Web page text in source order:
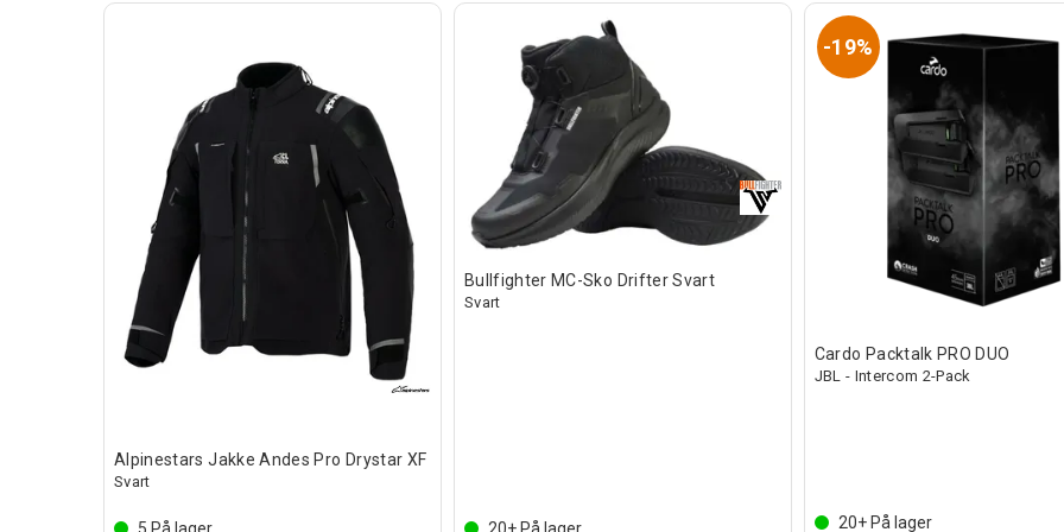
Alpinestars Jakke Andes Pro Drystar XF
Svart
Bullfighter MC-Sko Drifter Svart
Svart
19%
Cardo Packtalk PRO DUO
JBL - Intercom 2-Pack
20+På lager